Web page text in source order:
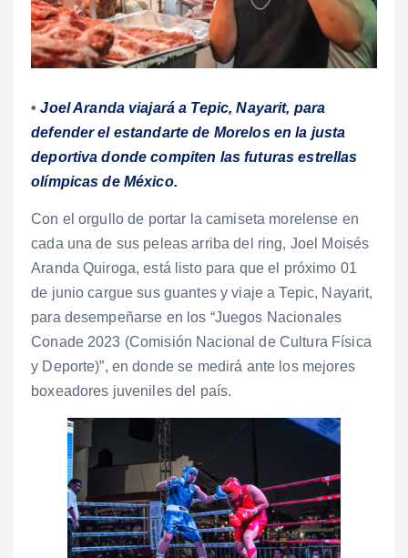
•Joel Aranda viajará a Tepic, Nayarit, para
defender el estandarte de Morelos en la justa
deportiva donde compiten las futuras estrellas
olímpicas de México.
Con el orgullo de portar la camiseta morelense en
cada una de sus peleas arriba del ring, Joel Moisés
Aranda Quiroga, está listo para que el próximo 01
de junio cargue sus guantes y viaje a Tepic, Nayarit,
para desempeñarse en los “Juegos Nacionales
Conade 2023 (Comisión Nacional de Cultura Física
y Deporte)”, en donde se medirá ante los mejores
boxeadores juveniles del país.